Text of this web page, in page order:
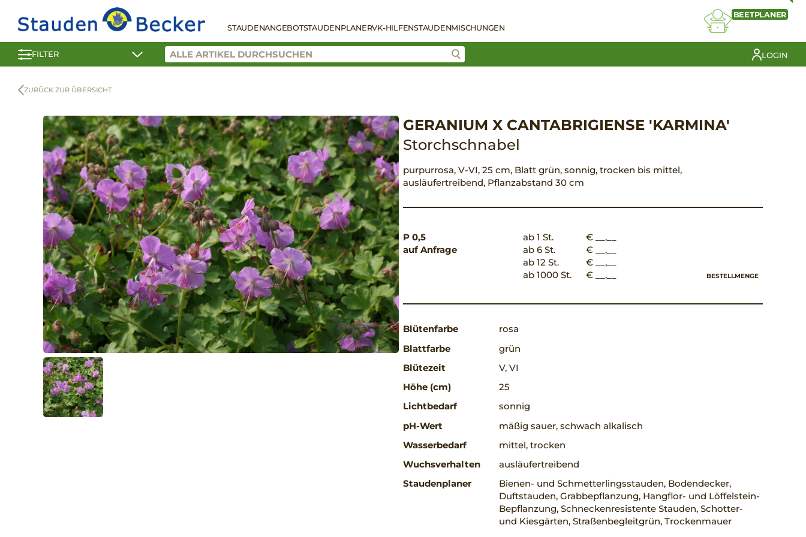
STAUDENANGEBOTSTAUDENPLANERVK-HILFENSTAUDENMISCHUNGEN
BEETPLANER
FILTER LOGIN
ZURÜCK ZUR ÜBERSICHT
GERANIUM X CANTABRIGIENSE 'KARMINA'
Storchschnabel
purpurrosa, V-VI, 25 cm, Blatt grün, sonnig, trocken bis mittel,
ausläufertreibend, Pflanzabstand 30 cm
P 0,5
auf Anfrage
ab 1 St.
€ __,__
ab 6 St.
€ __,__
ab 12 St.
€ __,__
ab 1000 St.
€ __,__ BESTELLMENGE
Blütenfarbe
rosa
Blattfarbe
grün
Blütezeit
V, VI
Höhe (cm)
25
Lichtbedarf
sonnig
pH-Wert
mäßig sauer, schwach alkalisch
Wasserbedarf
mittel, trocken
Wuchsverhalten
ausläufertreibend
Staudenplaner
Bienen- und Schmetterlingsstauden, Bodendecker,
Duftstauden, Grabbepflanzung, Hangflor- und Löffelstein-
Bepflanzung, Schneckenresistente Stauden, Schotter-
und Kiesgärten, Straßenbegleitgrün, Trockenmauer